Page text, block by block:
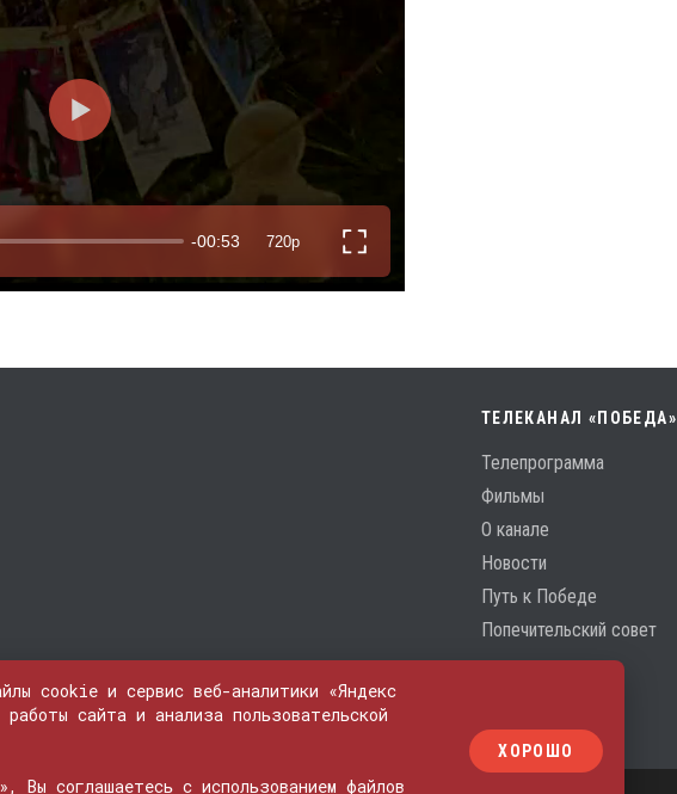
ТЕЛЕКАНАЛ «ПОБЕДА»
Телепрограмма
Фильмы
О канале
Новости
Путь к Победе
Попечительский совет
cookie и сервис веб-аналитики «Яндекс
сайта и анализа пользовательской
Вы соглашаетесь с использованием файлов
ХОРОШО